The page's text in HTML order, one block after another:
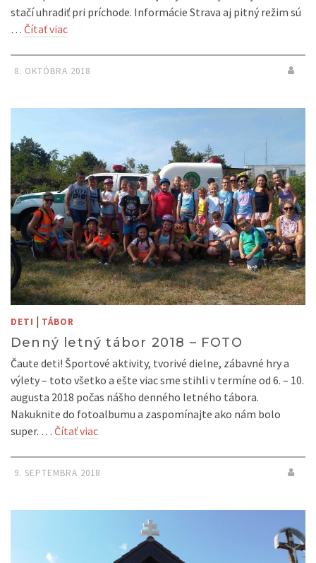
stačí uhradiť pri príchode. Informácie Strava aj pitný režim sú
… Čítať viac
8. OKTÓBRA 2018
DETI | TÁBOR
Denný letný tábor 2018 – FOTO
Čaute deti! Športové aktivity, tvorivé dielne, zábavné hry a
výlety – toto všetko a ešte viac sme stihli v termíne od 6. – 10.
augusta 2018 počas nášho denného letného tábora.
Nakuknite do fotoalbumu a zaspomínajte ako nám bolo
super. … Čítať viac
9. SEPTEMBRA 2018